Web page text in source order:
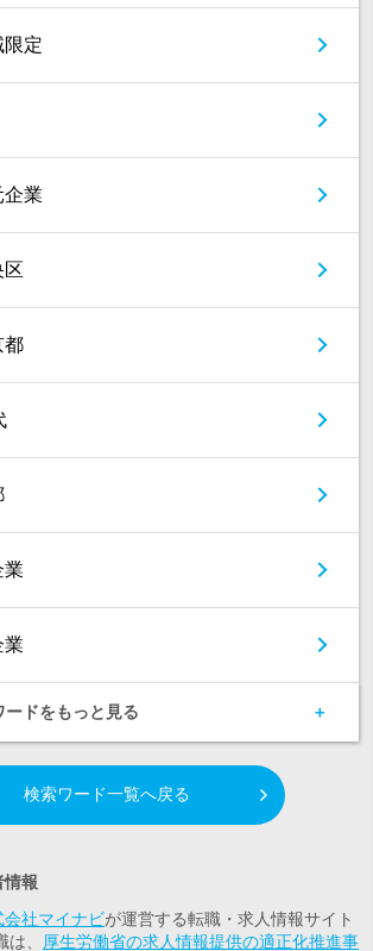
限定
企業
区
都
業
業
ドをもっと見る
検索ワード一覧へ戻る
情報
会社マイナビが運営する転職・求人情報サイト
、
厚生労働省の求人情報提供の適正化推進事